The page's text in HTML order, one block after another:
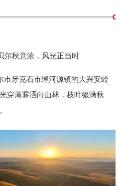
尔秋意浓，风光正当时
市牙克石市绰河源镇的大兴安岭
穿薄雾洒向山林，枝叶缀满秋